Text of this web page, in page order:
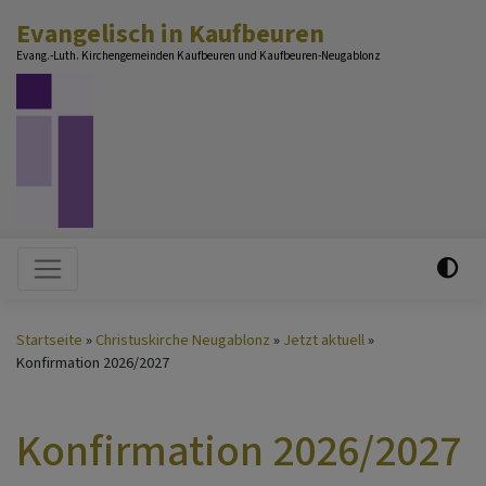
zum
Inhalt
Evangelisch in Kaufbeuren
Evang.-Luth. Kirchengemeinden Kaufbeuren und Kaufbeuren-Neugablonz
Hauptnavigation
Startseite Christuskirche Neugablonz
Jetzt aktuell
Konfirmation 2026/2027
Konfirmation 2026/2027